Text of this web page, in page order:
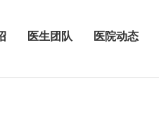
医生团队 医院动态